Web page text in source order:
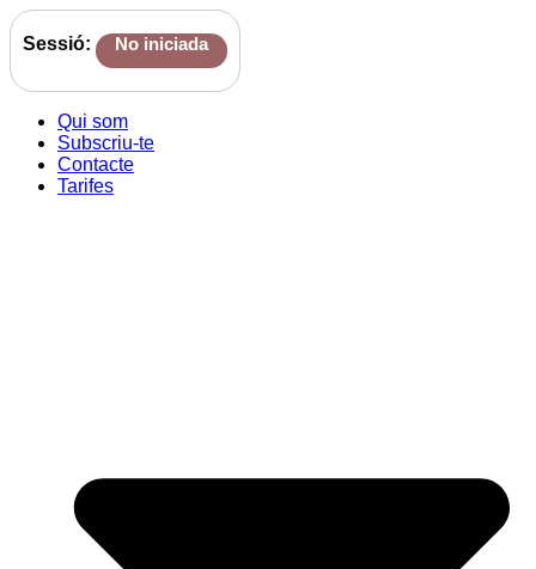
Sessió: No iniciada
Qui som
Subscriu-te
Contacte
Tarifes